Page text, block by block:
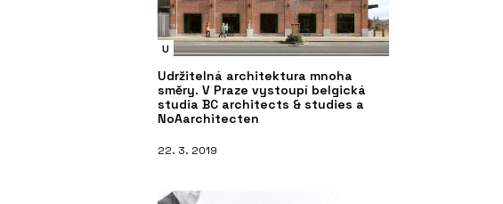
U
Udržitelná architektura mnoha
směry. V Praze vystoupí belgická
studia BC architects & studies a
NoAarchitecten
22. 3. 2019